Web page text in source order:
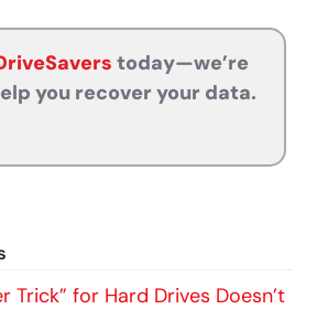
today—we’re
you recover your data.
Trick” for Hard Drives Doesn’t